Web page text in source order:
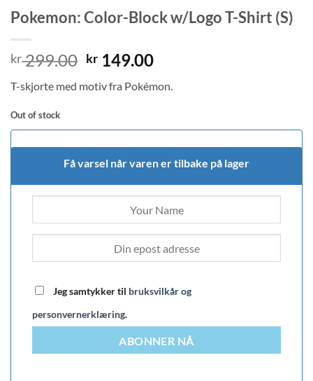
Pokemon: Color-Block w/Logo T-Shirt (S)
kr299.00 Original
was:
kr 149.00Current
is:
T-skjorte med motiv fra Pokémon.
Out of stock
Få varsel når varen er tilbake på lager
Jeg samtykker til bruksvilkår og
personvernerklæring.
ABONNER NÅ